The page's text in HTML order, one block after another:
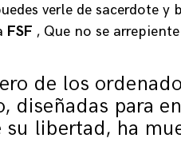
verle de sacerdote y
FSF , Que no se
de los
diseñadas para
su libertad, ha